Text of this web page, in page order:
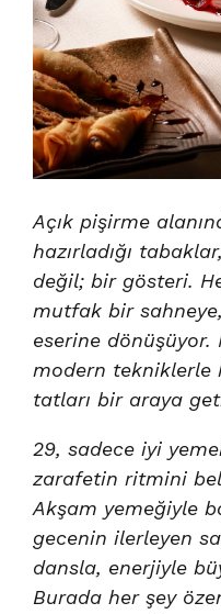
Açık pişirme
hazırladığı
değil; bir gösteri.
mutfak bir
eserine dönüşüyor.
modern tekniklerle
tatları bir araya
29, sadece iyi
zarafetin ritmini
Akşam yemeğiyle
gecenin ilerleyen
dansla, enerjiyle
Burada her şey